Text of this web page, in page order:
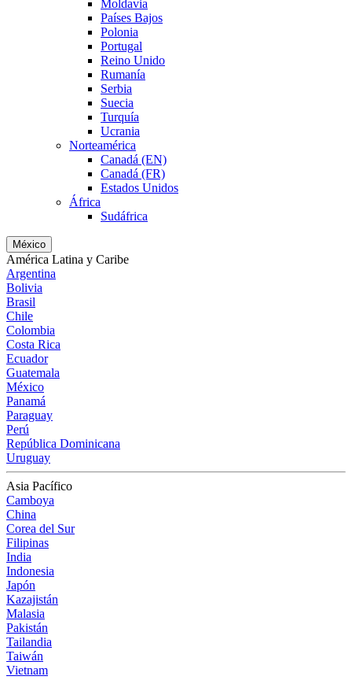
Moldavia
Países Bajos
Polonia
Portugal
Reino Unido
Rumanía
Serbia
Suecia
Turquía
Ucrania
Norteamérica
Canadá (EN)
Canadá (FR)
Estados Unidos
África
Sudáfrica
México
América Latina y Caribe
Argentina
Bolivia
Brasil
Chile
Colombia
Costa Rica
Ecuador
Guatemala
México
Panamá
Paraguay
Perú
República Dominicana
Uruguay
Asia Pacífico
Camboya
China
Corea del Sur
Filipinas
India
Indonesia
Japón
Kazajistán
Malasia
Pakistán
Tailandia
Taiwán
Vietnam